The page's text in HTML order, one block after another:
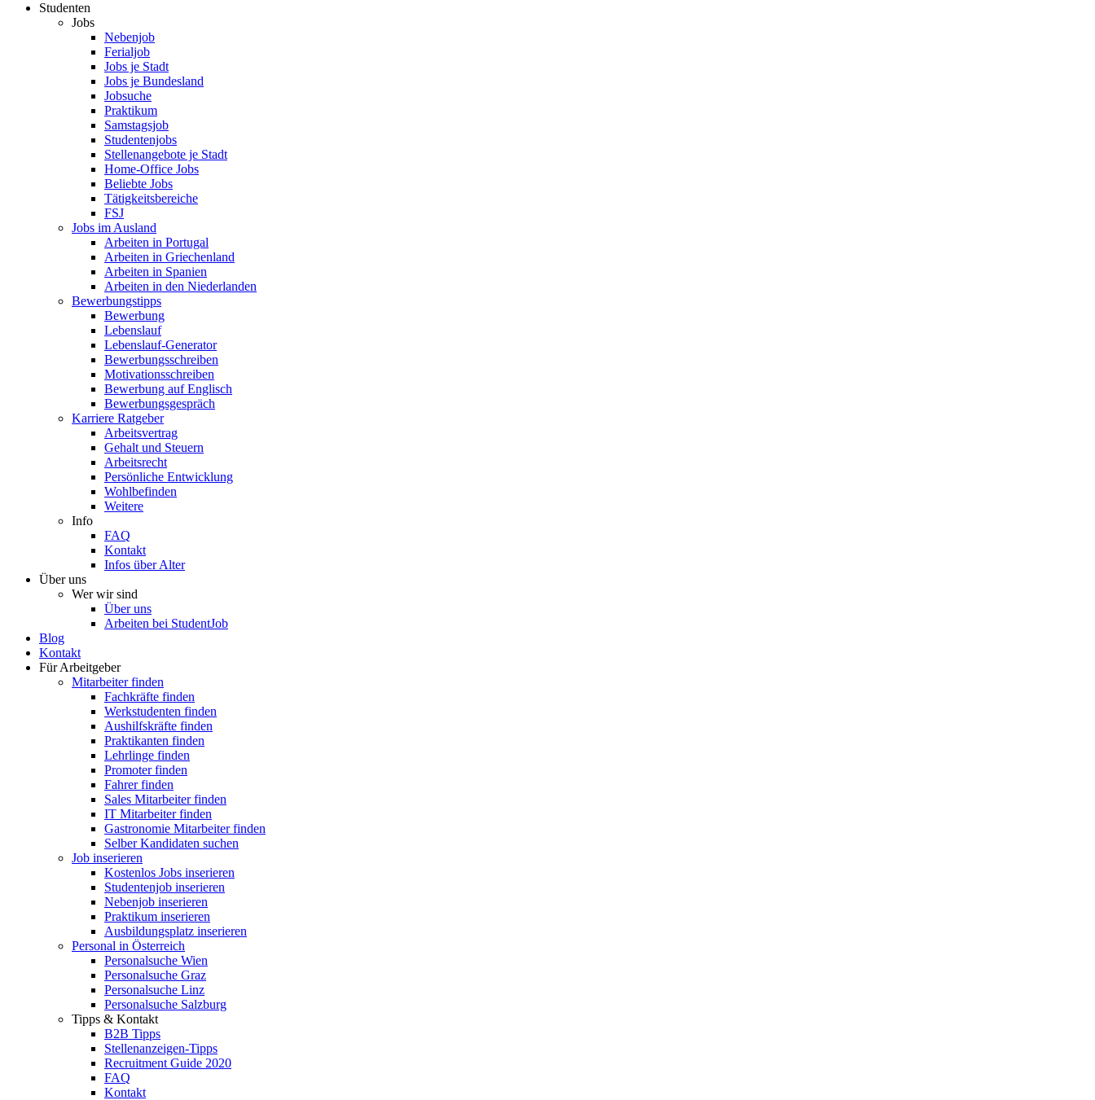
Studenten
Jobs
Nebenjob
Ferialjob
Jobs je Stadt
Jobs je Bundesland
Jobsuche
Praktikum
Samstagsjob
Studentenjobs
Stellenangebote je Stadt
Home-Office Jobs
Beliebte Jobs
Tätigkeitsbereiche
FSJ
Jobs im Ausland
Arbeiten in Portugal
Arbeiten in Griechenland
Arbeiten in Spanien
Arbeiten in den Niederlanden
Bewerbungstipps
Bewerbung
Lebenslauf
Lebenslauf-Generator
Bewerbungsschreiben
Motivationsschreiben
Bewerbung auf Englisch
Bewerbungsgespräch
Karriere Ratgeber
Arbeitsvertrag
Gehalt und Steuern
Arbeitsrecht
Persönliche Entwicklung
Wohlbefinden
Weitere
Info
FAQ
Kontakt
Infos über Alter
Über uns
Wer wir sind
Über uns
Arbeiten bei StudentJob
Blog
Kontakt
Für Arbeitgeber
Mitarbeiter finden
Fachkräfte finden
Werkstudenten finden
Aushilfskräfte finden
Praktikanten finden
Lehrlinge finden
Promoter finden
Fahrer finden
Sales Mitarbeiter finden
IT Mitarbeiter finden
Gastronomie Mitarbeiter finden
Selber Kandidaten suchen
Job inserieren
Kostenlos Jobs inserieren
Studentenjob inserieren
Nebenjob inserieren
Praktikum inserieren
Ausbildungsplatz inserieren
Personal in Österreich
Personalsuche Wien
Personalsuche Graz
Personalsuche Linz
Personalsuche Salzburg
Tipps & Kontakt
B2B Tipps
Stellenanzeigen-Tipps
Recruitment Guide 2020
FAQ
Kontakt